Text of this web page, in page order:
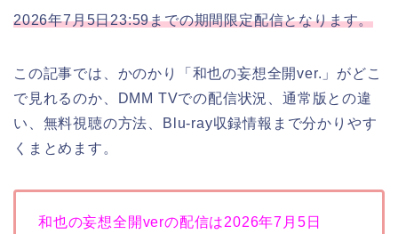
2026年7月5日23:59までの期間限定配信となります。
この記事では、かのかり「和也の妄想全開ver.」がどこ
で見れるのか、DMM TVでの配信状況、通常版との違
い、無料視聴の方法、Blu-ray収録情報まで分かりやす
くまとめます。
和也の妄想全開verの配信は2026年7月5日